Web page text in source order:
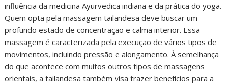
influência da medicina Ayurvedica indiana e da prática do yoga.
Quem opta pela massagem tailandesa deve buscar um
profundo estado de concentração e calma interior. Essa
massagem é caracterizada pela execução de vários tipos de
movimentos, incluindo pressão e alongamento. À semelhança
do que acontece com muitos outros tipos de massagens
orientais, a tailandesa também visa trazer benefícios para a